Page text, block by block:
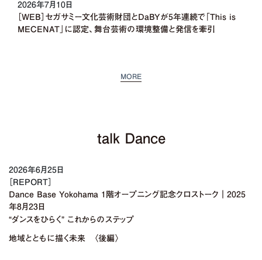
2026年7月10日
［WEB］セガサミー文化芸術財団とDaBYが5年連続で「This is
MECENAT」に認定、舞台芸術の環境整備と発信を牽引
MORE
talk Dance
2026年6月25日
［REPORT］
Dance Base Yokohama 1階オープニング記念クロストーク｜2025
年8月23日
“ダンスをひらく” これからのステップ
地域とともに描く未来 〈後編〉